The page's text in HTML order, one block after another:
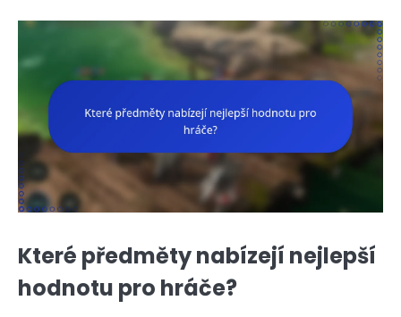
Které předměty nabízejí nejlepší
hodnotu pro hráče?